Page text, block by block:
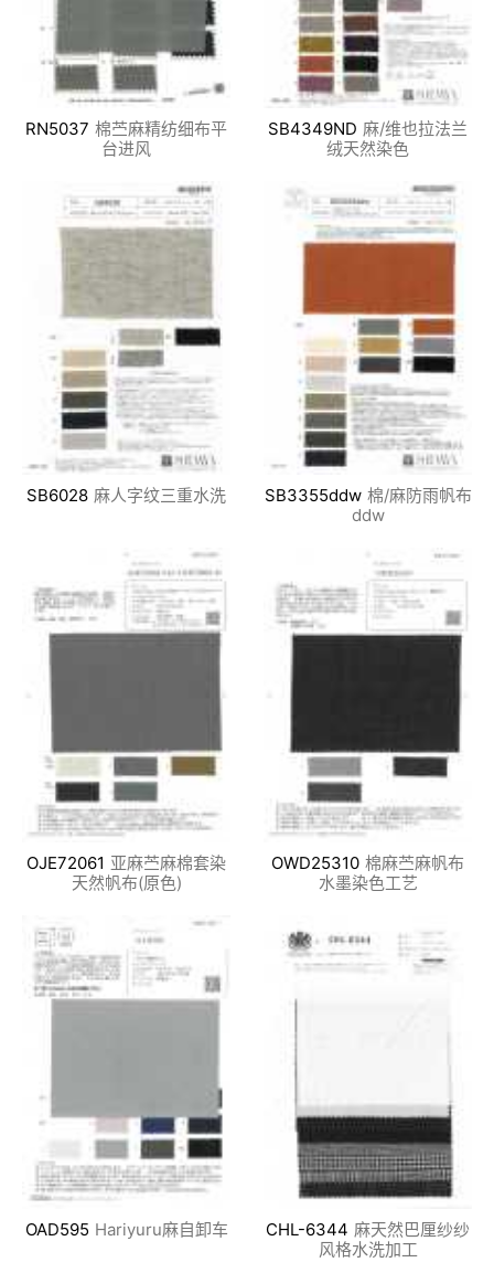
RN5037 棉苎麻精纺细布平
台进风
SB4349ND 麻/维也拉法兰
绒天然染色
SB6028 麻人字纹三重水洗 SB3355ddw 棉/麻防雨帆布
ddw
OJE72061 亚麻苎麻棉套染
天然帆布(原色)
OWD25310 棉麻苎麻帆布
水墨染色工艺
OAD595 Hariyuru麻自卸车 CHL-6344 麻天然巴厘纱纱
风格水洗加工